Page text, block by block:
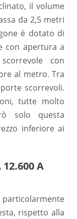
il volume
da 2,5 metri
è dotato di
con apertura a
con
al metro. Tra
scorrevoli.
tutte molto
solo questa
inferiore ai
12.600 A
particolarmente
rispetto alla